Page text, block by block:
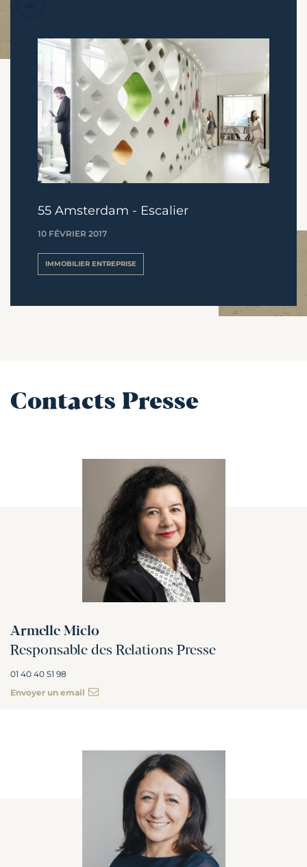
55 Amsterdam - Escalier
10 FÉVRIER 2017
IMMOBILIER ENTREPRISE
Contacts Presse
Armelle Miclo
Responsable des Relations Presse
01 40 40 51 98
Envoyer un email